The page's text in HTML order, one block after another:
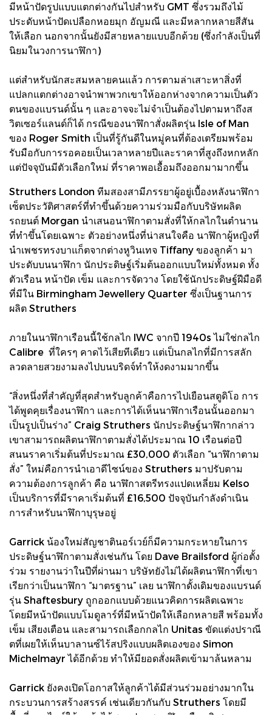
มีหน้าปัดรูปแบบแตกต่างกันไปสำหรับ GMT ซึ่งรวมถึงไม้
ประดับหน้าปัดเปลือกหอยมุก อัญมณี และมีหลากหลายสีสัน
ให้เลือก นอกจากนั้นยังมีสายหลายแบบอีกด้วย (ซึ่งกำลังเป็นที่
นิยมในวงการนาฬิกา)
แต่สำหรับนักสะสมหลายคนแล้ว การตามล่าเสาะหาสิ่งที่
แปลกแตกต่างอาจนำพาพวกเขาให้ออกห่างจากความเป็นตัว
ตนของแบรนด์นั้น ๆ และอาจจะไม่จำเป็นต้องไปตามหาถึงส
วิตเซอร์แลนด์ก็ได้ กรณีของนาฬิกาสั่งผลิตรุ่น Isle of Man
ของ Roger Smith เป็นที่รู้กันดีในหมู่คนที่ต้องเตรียมพร้อม
รับมือกับการรอคอยเป็นเวลาหลายปีและราคาที่สูงถึงหกหลัก
แต่ปัจจุบันมีตัวเลือกใหม่ ที่ราคาพอเอื้อมถึงออกมามากขึ้น
Struthers London ทีมสองสามีภรรยาผู้อยู่เบื้องหลังนาฬิกา
เซ็ตประวัติศาสตร์ที่ทำขึ้นด้วยความร่วมมือกับบริษัทผลิต
รถยนต์ Morgan นำเสนอนาฬิกาตามสั่งที่ให้กลไกในตำนาน
ที่ทำขึ้นโดยเฉพาะ ตัวอย่างหนึ่งที่น่าสนใจคือ นาฬิกาผู้หญิงที่
นำเพชรทรงบาแก็ตจากต่างหูวินเทจ Tiffany ของลูกค้า มา
ประดับบนนาฬิกา นักประดิษฐ์เริ่มต้นออกแบบใหม่ทั้งหมด ทั้ง
ตัวเรือน หน้าปัด เข็ม และการจัดวาง โดยใช้นักประดิษฐ์ฝีมือดี
ที่มีใน Birmingham Jewellery Quarter ซึ่งเป็นฐานการ
ผลิต Struthers
ภายในนาฬิกาเรือนนี้ใช้กลไก IWC จากปี 1940s ไม่ใช่กลไก
Calibre ที่ใครๆ คาดไว้เสียทีเดียว แต่เป็นกลไกที่มีการสลัก
ลวดลายสวยงามลงไปบนบริดจ์ทำให้งดงามมากขึ้น
“สิ่งหนึ่งที่สำคัญที่สุดสำหรับลูกค้าคือการไปเยือนสตูดิโอ การ
ได้พูดคุยเรื่องนาฬิกา และการได้เห็นนาฬิกาเรือนนั้นออกมา
เป็นรูปเป็นร่าง” Craig Struthers นักประดิษฐ์นาฬิกากล่าว
เขาสามารถผลิตนาฬิกาตามสั่งได้ประมาณ 10 เรือนต่อปี
สนนราคาเริ่มต้นที่ประมาณ £30,000 ตัวเลือก “นาฬิกาตาม
สั่ง” ใหม่คือการนำเอาดีไซน์ของ Struthers มาปรับตาม
ความต้องการลูกค้า คือ นาฬิกาสตรีทรงแปดเหลี่ยม Kelso
เป็นบริการที่มีราคาเริ่มต้นที่ £16,500 ปัจจุบันกำลังดำเนิน
การสำหรับนาฬิกาบุรุษอยู่
Garrick น้องใหม่สัญชาตินอร์เวย์ก็มีความกระหายในการ
ประดิษฐ์นาฬิกาตามสั่งเช่นกัน โดย Dave Brailsford ผู้ก่อตั้ง
ร่วม รายงานว่าในปีที่ผ่านมา บริษัทยังไม่ได้ผลิตนาฬิกาที่เขา
เรียกว่าเป็นนาฬิกา “มาตรฐาน” เลย นาฬิกาดั้งเดิมของแบรนด์
รุ่น Shaftesbury ถูกออกแบบด้วยแนวคิดการผลิตเฉพาะ
โดยมีหน้าปัดแบบโมดูลาร์ที่มีหน้าปัดให้เลือกหลายสี พร้อมทั้ง
เข็ม เสียงเตือน และสามารถเลือกกลไก Unitas ขัดแต่งปราณี
ตที่เผยให้เห็นบาลานซ์ไร้สปริงแบบผลิตเองของ Simon
Michelmayr ได้อีกด้วย ทำให้มียอดสั่งผลิตเข้ามาล้นหลาม
Garrick ยังคงเปิดโอกาสให้ลูกค้าได้มีส่วนร่วมอย่างมากใน
กระบวนการสร้างสรรค์ เช่นเดียวกันกับ Struthers โดยมี